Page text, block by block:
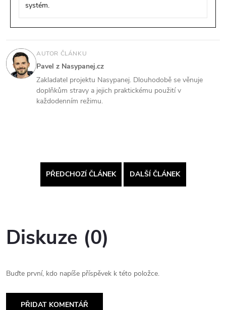
systém.
AUTOR ČLÁNKU
Pavel z Nasypanej.cz
Zakladatel projektu Nasypanej. Dlouhodobě se věnuje
doplňkům stravy a jejich praktickému použití v
každodenním režimu.
PŘEDCHOZÍ ČLÁNEK DALŠÍ ČLÁNEK
Diskuze (0)
Buďte první, kdo napíše příspěvek k této položce.
PŘIDAT KOMENTÁŘ